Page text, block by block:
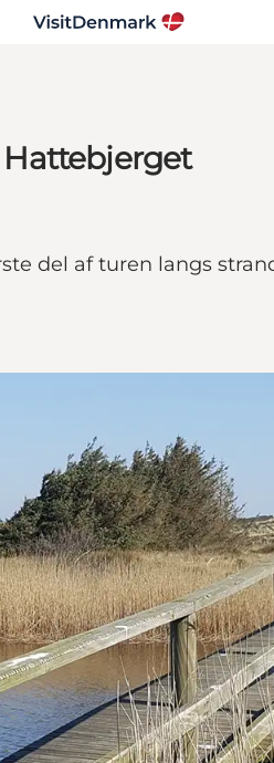
del af turen langs